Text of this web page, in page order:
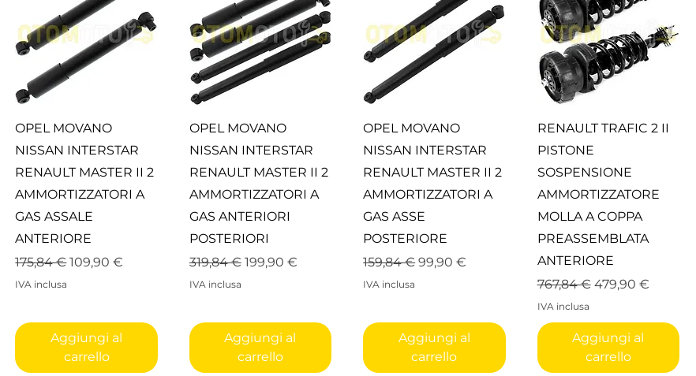
Vista rapida
OPEL MOVANO
NISSAN INTERSTAR
RENAULT MASTER II 2
AMMORTIZZATORI A
GAS ASSALE
ANTERIORE
Prezzo regolare
175,84 €Prezzo scontato
109,90 €
IVA inclusa
Aggiungi al
carrello
Vista rapida
OPEL MOVANO
NISSAN INTERSTAR
RENAULT MASTER II 2
AMMORTIZZATORI A
GAS ANTERIORI
POSTERIORI
Prezzo regolare
319,84 € Prezzo scontato
199,90 €
IVA inclusa
Aggiungi al
carrello
Vista rapida
OPEL MOVANO
NISSAN INTERSTAR
RENAULT MASTER II 2
AMMORTIZZATORI A
GAS ASSE
POSTERIORE
Prezzo regolare
159,84 € Prezzo scontato
99,90 €
IVA inclusa
Aggiungi al
carrello
Vista rapida
RENAULT TRAFIC 2 II
PISTONE
SOSPENSIONE
AMMORTIZZATORE
MOLLA A COPPA
PREASSEMBLATA
ANTERIORE
Prezzo regolare
767,84 € Prezzo scontato
479,90 €
IVA inclusa
Aggiungi al
carrello